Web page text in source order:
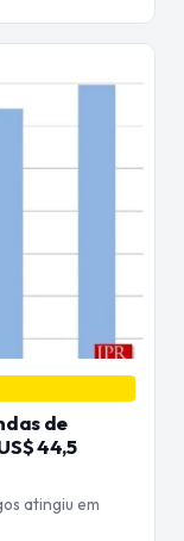
de
44,5
atingiu em